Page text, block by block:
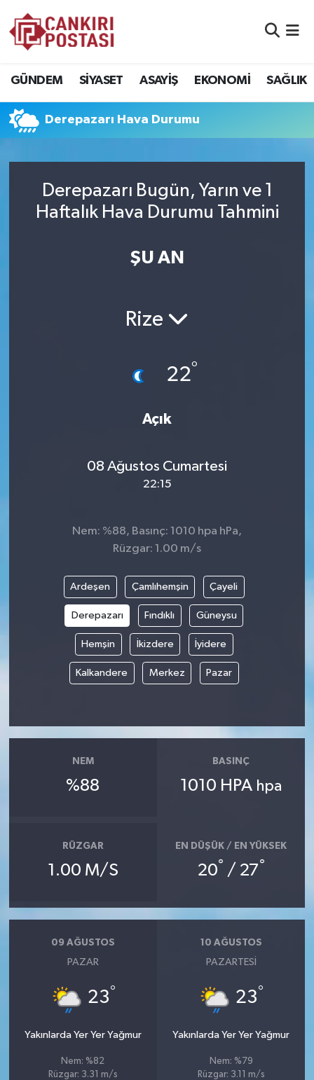
GÜNDEM SİYASET ASAYİŞ EKONOMİ SAĞLIK
Derepazarı Hava Durumu
Derepazarı Bugün, Yarın ve 1
Haftalık Hava Durumu Tahmini
ŞU AN
Rize
22°
Açık
08 Ağustos Cumartesi
22:15
Nem: %88, Basınç: 1010 hpa hPa,
Rüzgar: 1.00 m/s
Ardeşen Çamlıhemşin Çayeli
Derepazarı Fındıklı Güneysu
Hemşin İkizdere İyidere
Kalkandere Merkez Pazar
NEM
%88
BASINÇ
1010 HPA hpa
RÜZGAR
1.00 M/S
EN DÜŞÜK / EN YÜKSEK
20° / 27°
09 AĞUSTOS
PAZAR
23°
Yakınlarda Yer Yer Yağmur
Nem: %82
Rüzgar: 3.31 m/s
10 AĞUSTOS
PAZARTESI
23°
Yakınlarda Yer Yer Yağmur
Nem: %79
Rüzgar: 3.11 m/s
ASAYİŞ
EKONOMİ
SAĞLIK
BİLİM&TEKNOLOJİ
BÖLGE
TÜRKİYE
Namaz Vakitleri
Trafik Durumu
Süper Lig Puan Durumu ve Fikstür
Son Dakika Haberleri